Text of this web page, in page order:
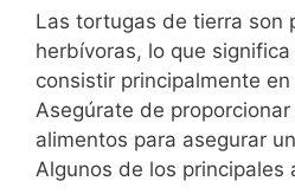
Las tortugas de tierra son
herbívoras, lo que
consistir principalmente
Asegúrate de
alimentos para asegurar
Algunos de los principales